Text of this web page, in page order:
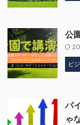
公
ビ
パ
ゃ